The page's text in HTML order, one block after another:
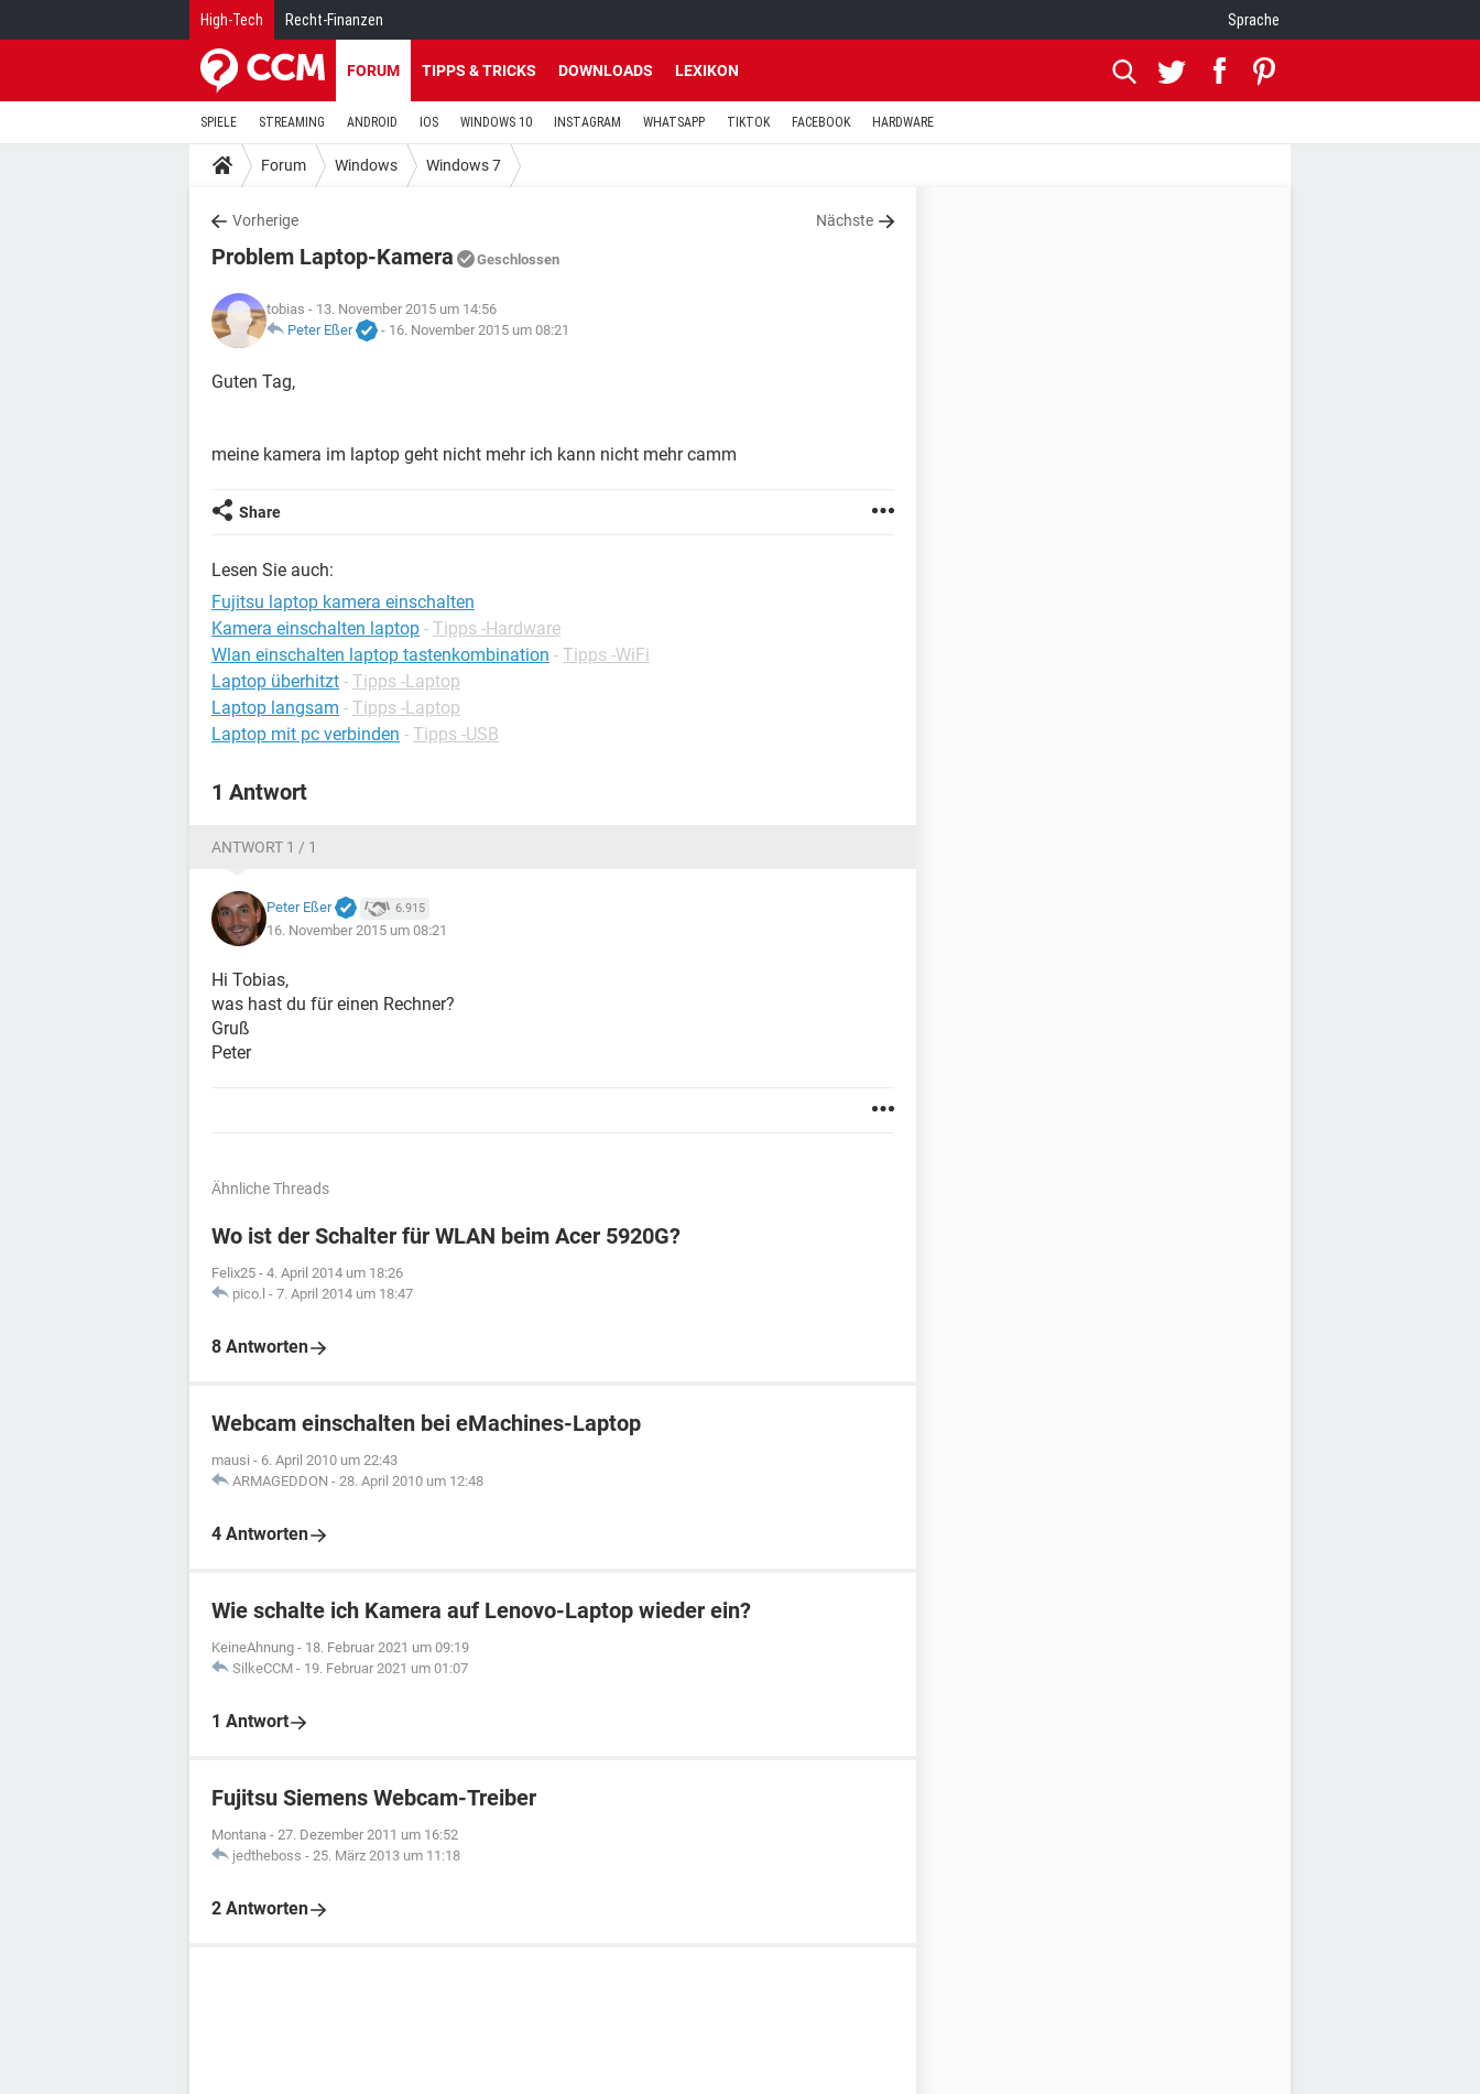
High-Tech Recht-Finanzen Sprache
FORUM TIPPS & TRICKS DOWNLOADS LEXIKON
SPIELE STREAMING ANDROID IOS WINDOWS 10 INSTAGRAM WHATSAPP TIKTOK FACEBOOK HARDWARE
Forum Windows Windows 7
Vorherige Nächste
Problem Laptop-Kamera Geschlossen
tobias - 13. November 2015 um 14:56
Peter Eßer
- 16. November 2015 um 08:21
Guten Tag,
meine kamera im laptop geht nicht mehr ich kann nicht mehr camm
Share
Lesen Sie auch:
Fujitsu laptop kamera einschalten
Kamera einschalten laptop - Tipps -Hardware
Wlan einschalten laptop tastenkombination - Tipps -WiFi
Laptop überhitzt - Tipps -Laptop
Laptop langsam - Tipps -Laptop
Laptop mit pc verbinden - Tipps -USB
1 Antwort
ANTWORT 1 / 1
Peter Eßer 6.915
16. November 2015 um 08:21
Hi Tobias,
was hast du für einen Rechner?
Gruß
Peter
Ähnliche Threads
Wo ist der Schalter für WLAN beim Acer 5920G?
Felix25 - 4. April 2014 um 18:26
pico.l - 7. April 2014 um 18:47
8 Antworten
Webcam einschalten bei eMachines-Laptop
mausi - 6. April 2010 um 22:43
ARMAGEDDON - 28. April 2010 um 12:48
4 Antworten
Wie schalte ich Kamera auf Lenovo-Laptop wieder ein?
KeineAhnung - 18. Februar 2021 um 09:19
SilkeCCM - 19. Februar 2021 um 01:07
1 Antwort
Fujitsu Siemens Webcam-Treiber
Montana - 27. Dezember 2011 um 16:52
jedtheboss - 25. März 2013 um 11:18
2 Antworten